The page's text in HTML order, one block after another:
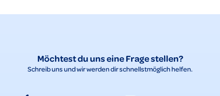
Möchtest du uns eine Frage stellen?
Schreib uns und wir werden dir schnellstmöglich helfen.